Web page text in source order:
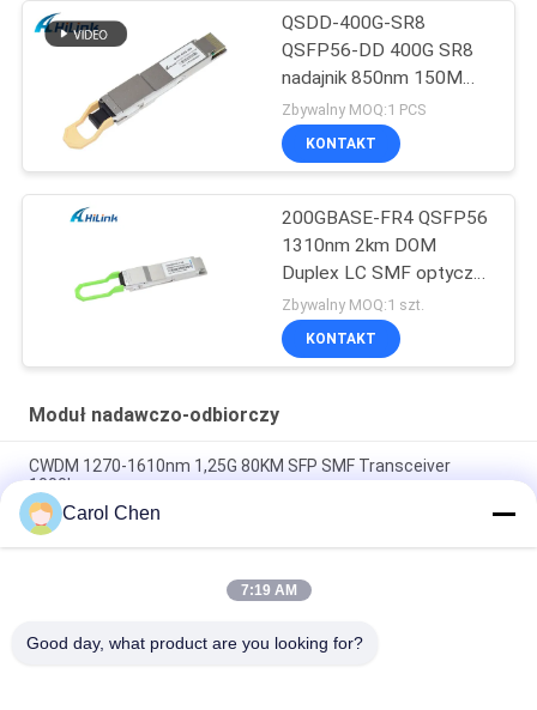
QSDD-400G-SR8
QSFP56-DD 400G SR8
nadajnik 850nm 150M
MPT/MPO-16 DOM
Zbywalny MOQ:1 PCS
KONTAKT
200GBASE-FR4 QSFP56
1310nm 2km DOM
Duplex LC SMF optyczny
moduł nadawczo-
odbiorczy
Zbywalny MOQ:1 szt.
KONTAKT
Moduł nadawczo-odbiorczy
CWDM 1270-1610nm 1,25G 80KM SFP SMF Transceiver
1000base
60-kilometrowy optyczny transceiver QSFP + Ethernet,
podłączany na gorąco, dupleks LC 40 Gb / s
Złącze MPO Optyczne moduły nadawczo-odbiorcze Hilink
Carol Chen
7:19 AM
Good day, what product are you looking for?